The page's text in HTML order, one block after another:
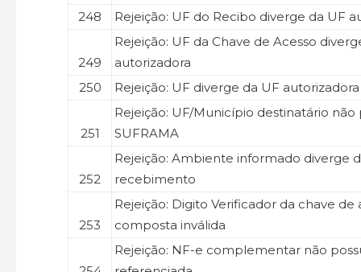
248
Rejeição: UF do Recibo diverge da UF
249
Rejeição: UF da Chave de Acesso
autorizadora
250
Rejeição: UF diverge da UF autorizadora
251
Rejeição: UF/Município destinatário
SUFRAMA
252
Rejeição: Ambiente informado diverge
recebimento
253
Rejeição: Digito Verificador da chave de
composta inválida
Rejeição: NF-e complementar não